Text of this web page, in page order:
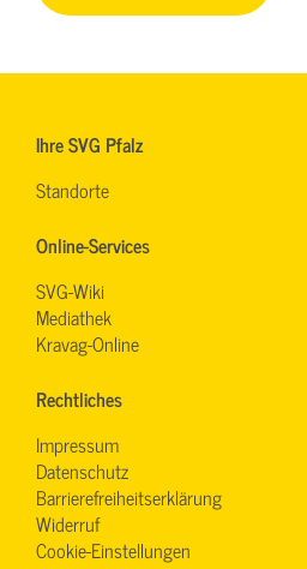
Ihre SVG Pfalz
Standorte
Online-Services
SVG-Wiki
Mediathek
Kravag-Online
Rechtliches
Impressum
Datenschutz
Barrierefreiheitserklärung
Widerruf
Cookie-Einstellungen